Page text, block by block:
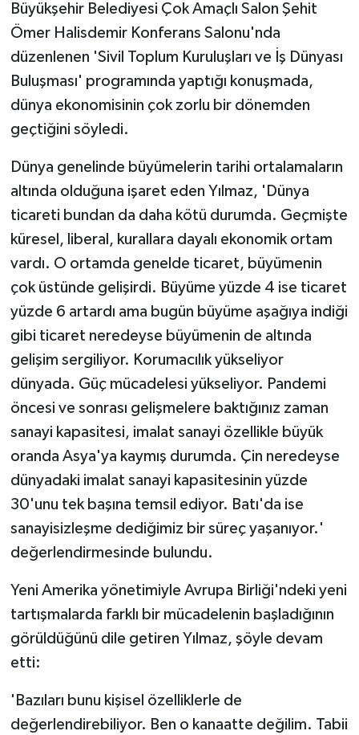
Büyükşehir Belediyesi Çok Amaçlı Salon Şehit
Ömer Halisdemir Konferans Salonu'nda
düzenlenen 'Sivil Toplum Kuruluşları ve İş Dünyası
Buluşması' programında yaptığı konuşmada,
dünya ekonomisinin çok zorlu bir dönemden
geçtiğini söyledi.
Dünya genelinde büyümelerin tarihi ortalamaların
altında olduğuna işaret eden Yılmaz, 'Dünya
ticareti bundan da daha kötü durumda. Geçmişte
küresel, liberal, kurallara dayalı ekonomik ortam
vardı. O ortamda genelde ticaret, büyümenin
çok üstünde gelişirdi. Büyüme yüzde 4 ise ticaret
yüzde 6 artardı ama bugün büyüme aşağıya indiği
gibi ticaret neredeyse büyümenin de altında
gelişim sergiliyor. Korumacılık yükseliyor
dünyada. Güç mücadelesi yükseliyor. Pandemi
öncesi ve sonrası gelişmelere baktığınız zaman
sanayi kapasitesi, imalat sanayi özellikle büyük
oranda Asya'ya kaymış durumda. Çin neredeyse
dünyadaki imalat sanayi kapasitesinin yüzde
30'unu tek başına temsil ediyor. Batı'da ise
sanayisizleşme dediğimiz bir süreç yaşanıyor.'
değerlendirmesinde bulundu.
Yeni Amerika yönetimiyle Avrupa Birliği'ndeki yeni
tartışmalarda farklı bir mücadelenin başladığının
görüldüğünü dile getiren Yılmaz, şöyle devam
etti:
'Bazıları bunu kişisel özelliklerle de
değerlendirebiliyor. Ben o kanaatte değilim. Tabii